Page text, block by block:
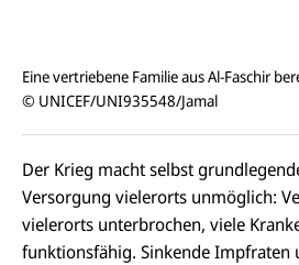
Eine vertriebene Familie aus Al-Faschir
© UNICEF/UNI935548/Jamal
Der Krieg macht selbst
Versorgung vielerorts unmöglich:
vielerorts unterbrochen, viele
funktionsfähig. Sinkende Impfraten